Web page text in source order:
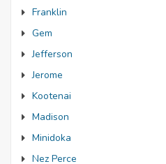
Franklin
Gem
Jefferson
Jerome
Kootenai
Madison
Minidoka
Nez Perce